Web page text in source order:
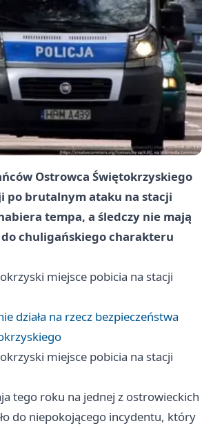
Ostrowca Świętokrzyskiego
po brutalnym ataku na stacji
tempa, a śledczy nie mają
chuligańskiego charakteru
miejsce pobicia na stacji
działa na rzecz bezpieczeństwa
miejsce pobicia na stacji
tego roku na jednej z ostrowieckich
do niepokojącego incydentu, który